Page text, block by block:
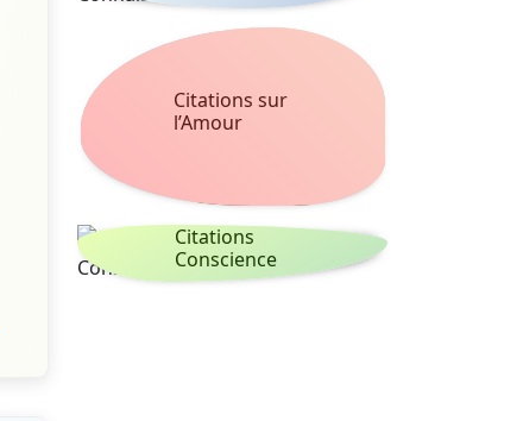
Citations sur
l’Amour
Citations
Conscience